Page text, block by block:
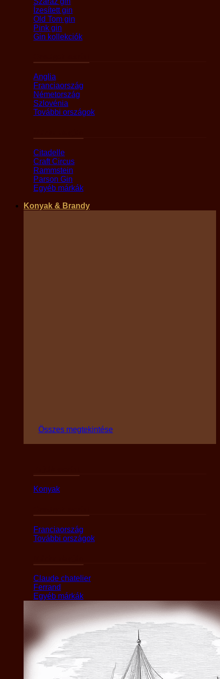
Ízesített gin
Old Tom gin
Pink gin
Gin kollekciók
Anglia
Franciaország
Németország
Szlovénia
További országok
Citadelle
Craft Circus
Rammstein
Parson Gin
Egyéb márkák
Konyak & Brandy
Összes megtekintése
Konyak
Franciaország
További országok
Claude chatelier
Ferrand
Egyéb márkák